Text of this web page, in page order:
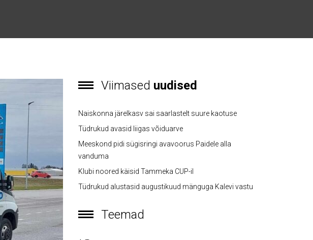
Viimased uudised
Naiskonna järelkasv sai saarlastelt suure kaotuse
Tüdrukud avasid liigas võiduarve
Meeskond pidi sügisringi avavoorus Paidele alla
vanduma
Klubi noored käisid Tammeka CUP-il
Tüdrukud alustasid augustikuud mänguga Kalevi vastu
Teemad